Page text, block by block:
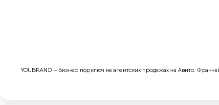
YOUBRAND – бизнес под ключ на агентских продажах на Авито.